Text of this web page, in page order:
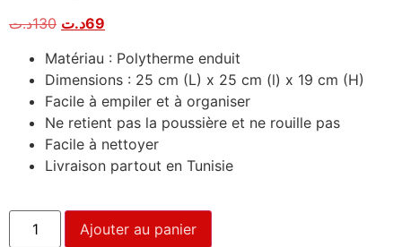
130د.ت 69د.ت
Matériau : Polytherme enduit
Dimensions : 25 cm (L) x 25 cm (l) x 19 cm (H)
Facile à empiler et à organiser
Ne retient pas la poussière et ne rouille pas
Facile à nettoyer
Livraison partout en Tunisie
Ajouter au panier